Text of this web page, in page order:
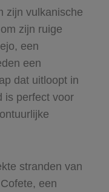
zijn vulkanische
zijn ruige
een
een
dat uitloopt in
is perfect voor
stranden van
een